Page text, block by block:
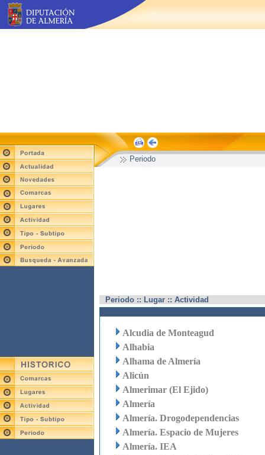
Periodo
Periodo :: Lugar :: Actividad
Alcudia de Monteagud
Alhabia
Alhama de Almería
Alicún
Almerimar (El Ejido)
Almería
Almería. Drogodependencias
Almería. Espacio de Mujeres
Almería. IEA